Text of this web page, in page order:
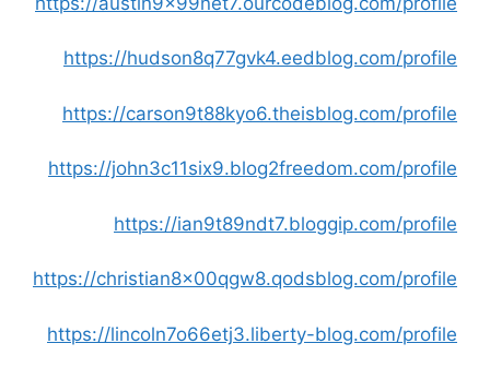
https://hudson8q77gvk4.eedblog.com/profile
https://carson9t88kyo6.theisblog.com/profile
https://john3c11six9.blog2freedom.com/profile
https://ian9t89ndt7.bloggip.com/profile
https://christian8x00qgw8.qodsblog.com/profile
https://lincoln7o66etj3.liberty-blog.com/profile